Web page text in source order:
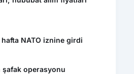
NATO iznine girdi
şafak operasyonu